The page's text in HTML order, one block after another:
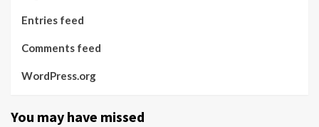
Entries feed
Comments feed
WordPress.org
You may have missed